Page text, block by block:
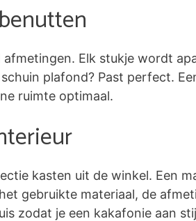
Elk stukje wordt
plafond? Past perfect.
ruimte optimaal.
kasten uit de winkel. Een
gebruikte materiaal, de
zodat je een kakafonie aan